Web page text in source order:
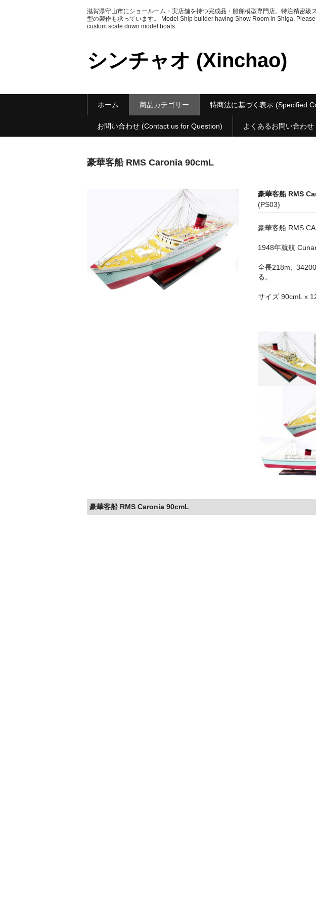
滋賀県守山市にショールーム・実店舗を持つ完成品・船舶模型専門店。特注精密級
型の製作も承っています。 Model Ship builder having Show Room in Shiga.
custom scale down model boats.
シンチャオ (Xinchao)
ホーム 商品カテゴリー 特商法に基づく表示 (Specified
お問い合わせ (Contact us for Question) よくあるお問い合わせ
豪華客船 RMS Caronia 90cmL
豪華客船 RMS
(PS03)
豪華客船 RMS
1948年就航
全長218m,
る。
サイズ 90cmL x
豪華客船 RMS Caronia 90cmL